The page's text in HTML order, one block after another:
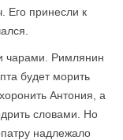
Его принесли к
чарами. Римлянин
будет морить
Антония, а
словами. Но
надлежало